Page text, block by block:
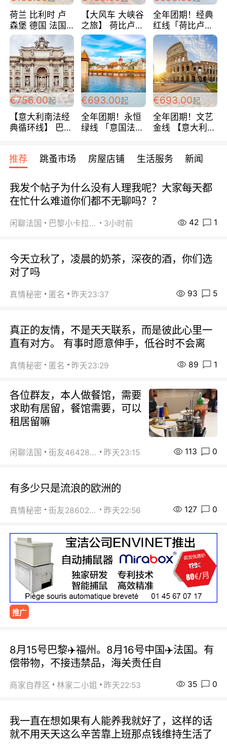
荷兰 比利时 卢
森堡 德国 法国
超爽玩遍西欧 循
环线 全程四星宾
馆 108欧/人/天
【大风车 大峡谷
之旅】 荷比卢德
法 巴黎上下 经
典五国四日游
488欧/人
全年团期！经典
红线「荷比卢德
法」七天循环 五
国 仅售99欧/人/
天！巴黎上下！
包拼房~
€756.00起
【意大利南法经
典循环线】 巴黎
宾馆 108欧/天起
全程756欧/位
€693.00起
全年团期！永恒
绿线 「意国法
欧/天起 ~包拼房
€693.00起
全年团期！文艺
金线 【意大利一
每周铁发！
推荐 跳蚤市场 房屋店铺 生活服务 新闻
我发个帖子为什么没有人理我呢？大家每天都
在忙什么难道你们都不无聊吗？？
闲聊法国 巴黎小卡拉咪 3小时前 42 1
今天立秋了，凌晨的奶茶，深夜的酒，你们选
对了吗
真情秘密 匿名 昨天23:37 93 5
真正的友情，不是天天联系，而是彼此心里一
直有对方。 有事时愿意伸手，低谷时不会离
真情秘密 匿名 昨天23:29 89 1
各位群友，本人做餐馆，需要
求助有居留，餐馆需要，可以
租居留嘛
闲聊法国 街友46428878 昨天23:15 113 0
有多少只是流浪的欧洲的
真情秘密 街友28602925 昨天22:56 127 0
推广
8月15号巴黎✈️福州。8月16号中国✈️法国。有
偿带物，不接违禁品，海关责任自
商家自荐区 林家二小姐 昨天22:53 35 0
我一直在想如果有人能养我就好了，这样的话
就不用天天这么辛苦靠上班那点钱维持生活了